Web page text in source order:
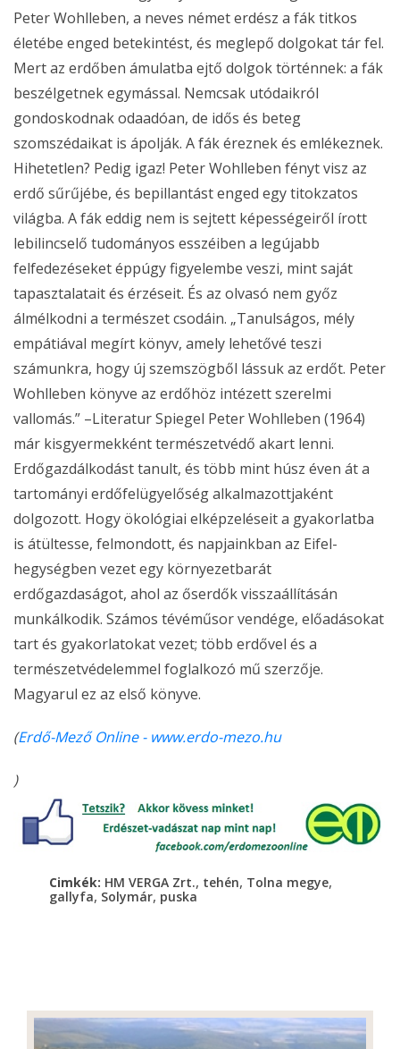
Peter Wohlleben, a neves német erdész a fák titkos
életébe enged betekintést, és meglepő dolgokat tár fel.
Mert az erdőben ámulatba ejtő dolgok történnek: a fák
beszélgetnek egymással. Nemcsak utódaikról
gondoskodnak odaadóan, de idős és beteg
szomszédaikat is ápolják. A fák éreznek és emlékeznek.
Hihetetlen? Pedig igaz! Peter Wohlleben fényt visz az
erdő sűrűjébe, és bepillantást enged egy titokzatos
világba. A fák eddig nem is sejtett képességeiről írott
lebilincselő tudományos esszéiben a legújabb
felfedezéseket éppúgy figyelembe veszi, mint saját
tapasztalatait és érzéseit. És az olvasó nem győz
álmélkodni a természet csodáin. „Tanulságos, mély
empátiával megírt könyv, amely lehetővé teszi
számunkra, hogy új szemszögből lássuk az erdőt. Peter
Wohlleben könyve az erdőhöz intézett szerelmi
vallomás.” –Literatur Spiegel Peter Wohlleben (1964)
már kisgyermekként természetvédő akart lenni.
Erdőgazdálkodást tanult, és több mint húsz éven át a
tartományi erdőfelügyelőség alkalmazottjaként
dolgozott. Hogy ökológiai elképzeléseit a gyakorlatba
is átültesse, felmondott, és napjainkban az Eifel-
hegységben vezet egy környezetbarát
erdőgazdaságot, ahol az őserdők visszaállításán
munkálkodik. Számos tévéműsor vendége, előadásokat
tart és gyakorlatokat vezet; több erdővel és a
természetvédelemmel foglalkozó mű szerzője.
Magyarul ez az első könyve.
(Erdő-Mező Online - www.erdo-mezo.hu
)
Cimkék: HM VERGA Zrt., tehén, Tolna megye,
gallyfa, Solymár, puska